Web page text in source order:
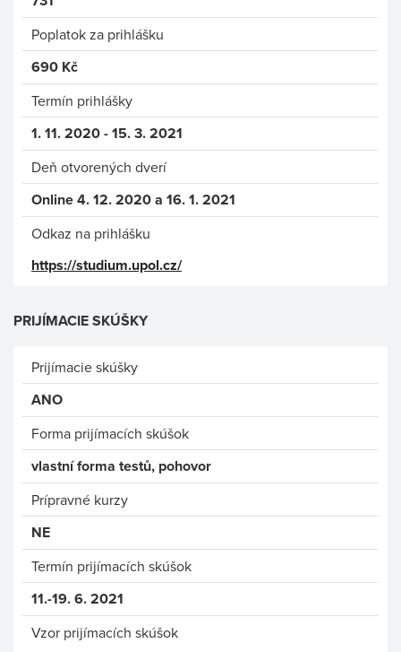
Poplatok za prihlášku
690 Kč
Termín prihlášky
1. 11. 2020 - 15. 3. 2021
Deň otvorených dverí
Online 4. 12. 2020 a 16. 1. 2021
Odkaz na prihlášku
https://studium.upol.cz/
PRIJÍMACIE SKÚŠKY
Prijímacie skúšky
ANO
Forma prijímacích skúšok
vlastní forma testů, pohovor
Prípravné kurzy
NE
Termín prijímacích skúšok
11.-19. 6. 2021
Vzor prijímacích skúšok